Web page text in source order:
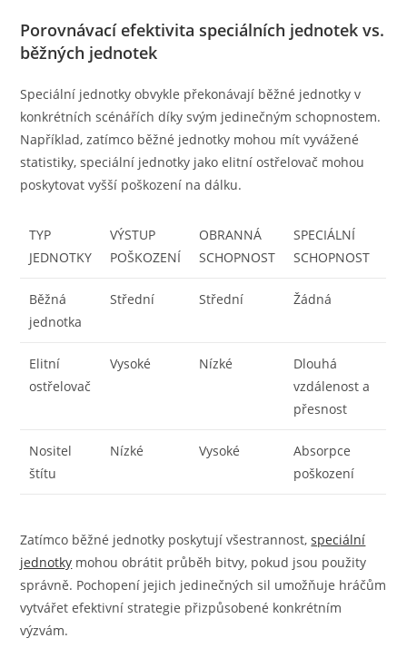
Porovnávací efektivita speciálních jednotek vs.
běžných jednotek
Speciální jednotky obvykle překonávají běžné jednotky v
konkrétních scénářích díky svým jedinečným schopnostem.
Například, zatímco běžné jednotky mohou mít vyvážené
statistiky, speciální jednotky jako elitní ostřelovač mohou
poskytovat vyšší poškození na dálku.
TYP
JEDNOTKY
VÝSTUP
POŠKOZENÍ
OBRANNÁ
SCHOPNOST
SPECIÁLNÍ
SCHOPNOST
Běžná
jednotka
Střední Střední Žádná
Elitní
ostřelovač
Vysoké Nízké
Dlouhá
vzdálenost a
přesnost
Nositel
štítu
Nízké Vysoké
Absorpce
poškození
Zatímco běžné jednotky poskytují všestrannost,speciální
jednotky mohou obrátit průběh bitvy, pokud jsou použity
správně. Pochopení jejich jedinečných sil umožňuje hráčům
vytvářet efektivní strategie přizpůsobené konkrétním
výzvám.